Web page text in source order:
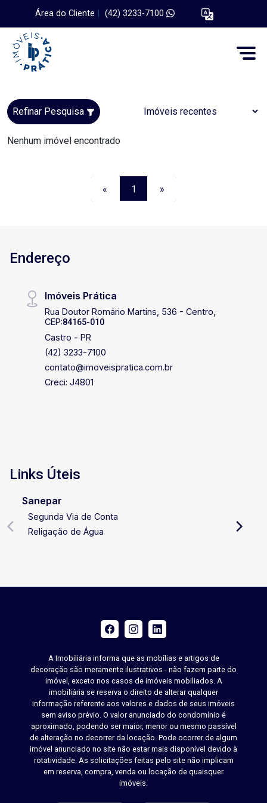
Área do Cliente (42) 3233-7100
Refinar Pesquisa
Nenhum imóvel encontrado
« 1 »
Endereço
Imóveis Prática
Rua Doutor Romário Martins, 536 - Centro,
CEP:84165-010
Castro - PR
(42) 3233-7100
contato@imoveispratica.com.br
Creci: J4801
Links Úteis
Sanepar
Segunda Via de Conta
Religação de Água
A Imobiliária informa que as mobílias e artigos de
decoração são meramente ilustrativos - não fazem parte do
imóvel, exceto nos casos de imóveis mobiliados. A
imobiliária se reserva o direito de alterar qualquer
informação referente aos valores e dados de seus imóveis
sem aviso prévio. O valor anunciado do condomínio é
aproximado, podendo ser maior, menor ou mesmo passível
de alteração no decorrer da locação. Pode ocorrer de algum
imóvel anunciado no site não estar mais disponível devido à
rotatividade. As solicitações feitas pelo site não implicam
em reserva, compra, venda ou locação de quaisquer
imóveis.